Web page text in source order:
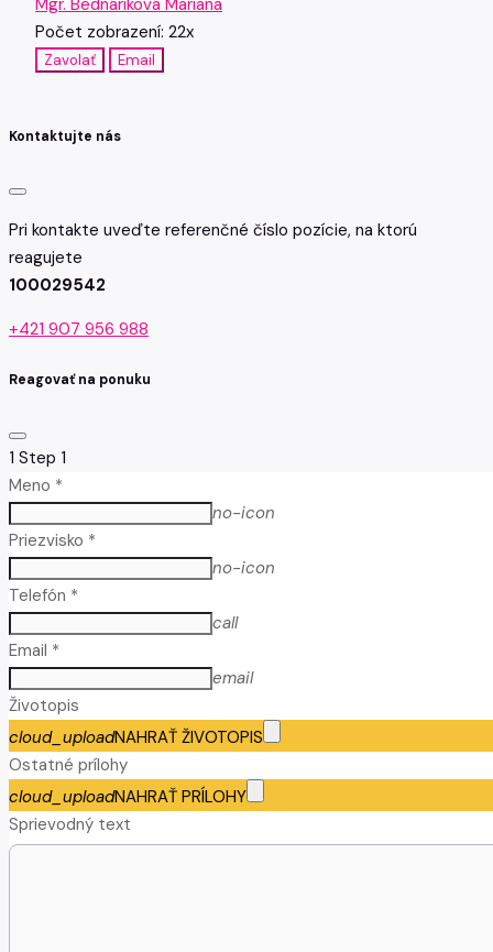
Počet zobrazení: 22x
Zavolať Email
Kontaktujte nás
Pri kontakte uveďte referenčné číslo pozície, na ktorú
reagujete
100029542
+421 907 956 988
Reagovať na ponuku
1 Step 1
Meno *
no-icon
Priezvisko *
no-icon
Telefón *
call
Email *
email
Životopis
cloud_uploadNAHRAŤ ŽIVOTOPIS
Ostatné prílohy
cloud_uploadNAHRAŤ PRÍLOHY
Sprievodný text